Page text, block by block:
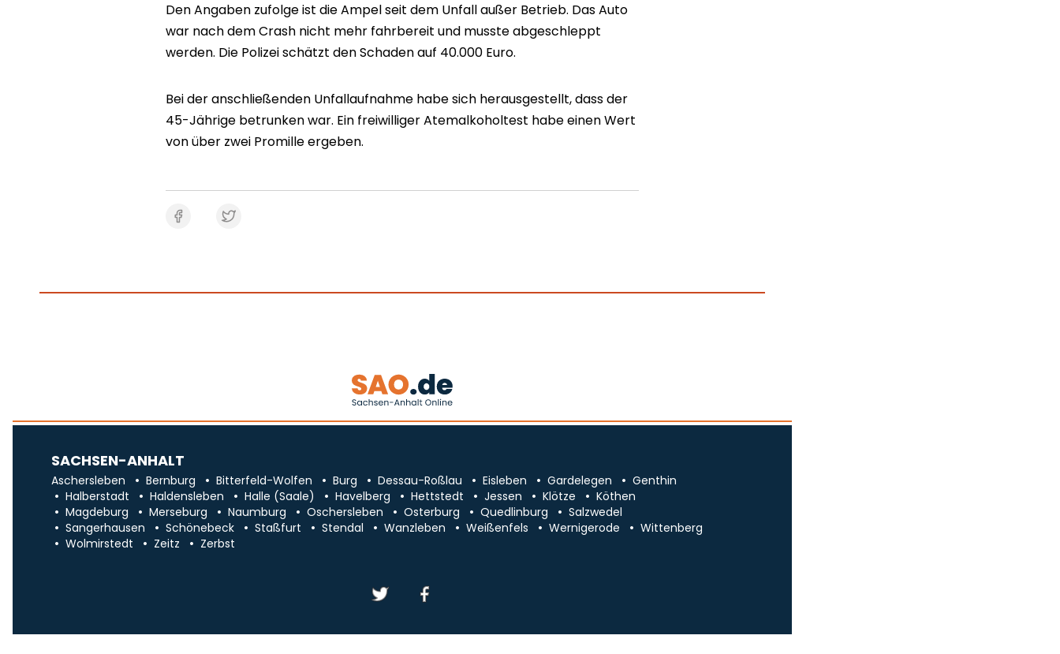
Den Angaben zufolge ist die Ampel seit dem Unfall außer Betrieb. Das Auto
war nach dem Crash nicht mehr fahrbereit und musste abgeschleppt
werden. Die Polizei schätzt den Schaden auf 40.000 Euro.
Bei der anschließenden Unfallaufnahme habe sich herausgestellt, dass der
45-Jährige betrunken war. Ein freiwilliger Atemalkoholtest habe einen Wert
von über zwei Promille ergeben.
SACHSEN-ANHALT
Aschersleben Bernburg Bitterfeld-Wolfen Burg Dessau-Roßlau Eisleben Gardelegen
Genthin
Halberstadt
Haldensleben Halle (Saale) Havelberg Hettstedt Jessen Klötze
Köthen
Magdeburg
Merseburg Naumburg Oschersleben Osterburg Quedlinburg
Salzwedel
Sangerhausen
Schönebeck Staßfurt Stendal Wanzleben Weißenfels Wernigerode
Wittenberg
Wolmirstedt
Zeitz Zerbst